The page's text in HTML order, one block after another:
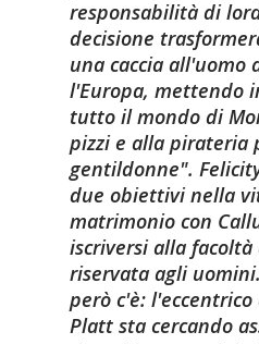
responsabilità di
decisione
una caccia all'uomo
l'Europa, mettendo
tutto il mondo di
pizzi e alla pirateria
gentildonne".
due obiettivi nella
matrimonio con
iscriversi alla
riservata agli
però c'è:
Platt sta cercando